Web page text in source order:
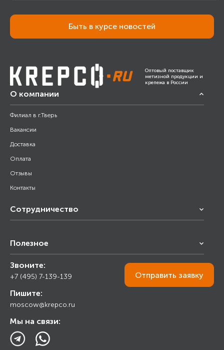
Быть в курсе новостей
Оптовый поставщик
метизной продукции и
крепежа в России
О компании
Филиал в г.Тверь
Вакансии
Доставка
Оплата
Отзывы
Контакты
Сотрудничество
Снабжение строительства
Торговым организациям
Полезное
Калькулятор
Прайс лист
Ответы на вопросы
Блог
Звоните:
+7 (495) 7-139-139
Пишите:
moscow@krepco.ru
Мы на связи:
Отправить заявку